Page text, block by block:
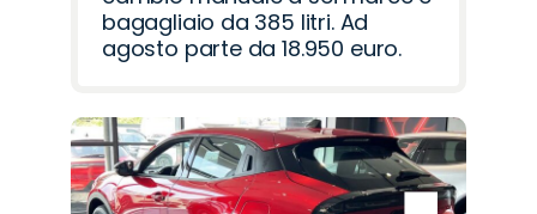
bagagliaio da 385 litri. Ad
agosto parte da 18.950 euro.